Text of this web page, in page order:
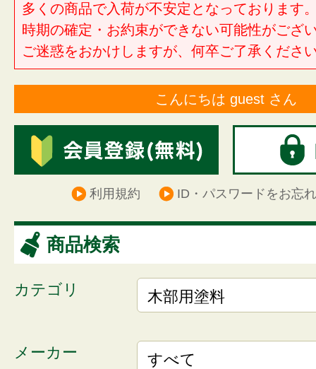
多くの商品で入荷が不安定となっております
時期の確定・お約束ができない可能性がござ
ご迷惑をおかけしますが、何卒ご了承くださ
こんにちは guest さん
利用規約 ID・パスワードをお忘
商品検索
カテゴリ
メーカー